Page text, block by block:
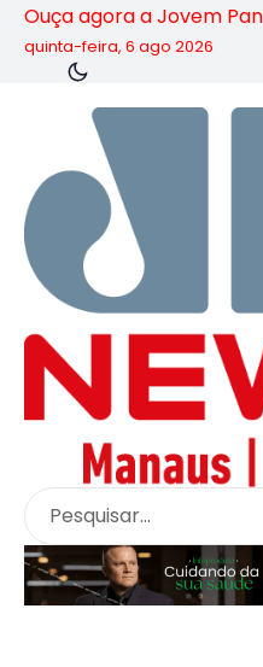
Ouça agora a Jovem
quinta-feira, 6 ago 2026